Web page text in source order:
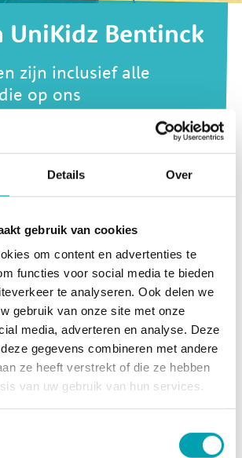
Details Over
gebruik van cookies
om content en advertenties te
functies voor social media te bieden
te analyseren. Ook delen we
gebruik van onze site met onze
media, adverteren en analyse. Deze
gegevens combineren met andere
ze heeft verstrekt of die ze hebben
van uw gebruik van hun services.
UniKidz Bentinck
zijn inclusief alle
op ons
staan.
een totaalpakket met opvang
kosten voor onze activiteiten, waar je
voor zou betalen náást de
maakt bovendien bepaalde
voor kinderen die daar
toe zouden hebben.
bij UniKidz
2026: